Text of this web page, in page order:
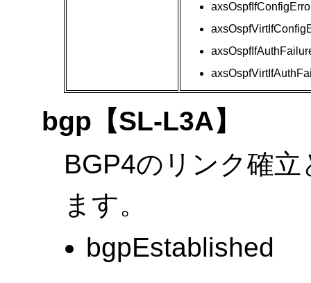
bgp 【SL-L3A】
BGP4のリンク確
ます。
bgpEstablished